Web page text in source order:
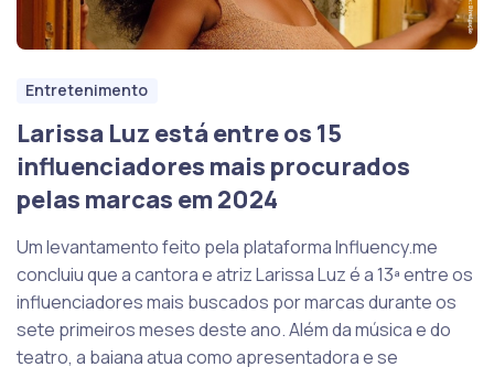
Entretenimento
Larissa Luz está entre os 15
influenciadores mais procurados
pelas marcas em 2024
Um levantamento feito pela plataforma Influency.me
concluiu que a cantora e atriz Larissa Luz é a 13ª entre os
influenciadores mais buscados por marcas durante os
sete primeiros meses deste ano. Além da música e do
teatro, a baiana atua como apresentadora e se